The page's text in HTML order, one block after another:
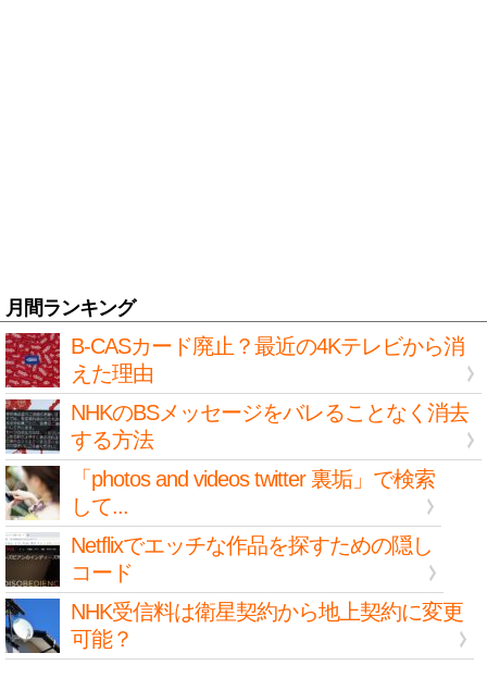
月間ランキング
B-CASカード廃止？最近の4Kテレビから消
えた理由
NHKのBSメッセージをバレることなく消去
する方法
「photos and videos twitter 裏垢」で検索
して...
Netflixでエッチな作品を探すための隠し
コード
NHK受信料は衛星契約から地上契約に変更
可能？